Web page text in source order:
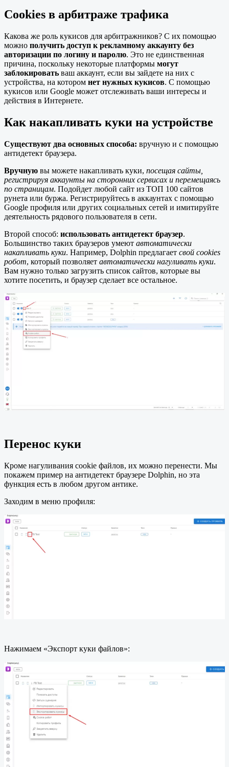
Cookies в арбитраже трафика
Какова же роль кукисов для арбитражников? С их помощью
можно получить доступ к рекламному аккаунту без
авторизации по логину и паролю. Это не единственная
причина, поскольку некоторые платформы могут
заблокировать ваш аккаунт, если вы зайдете на них с
устройства, на котором нет нужных кукисов. С помощью
кукисов или Google может отслеживать ваши интересы и
действия в Интернете.
Как накапливать куки на устройстве
Существуют два основных способа: вручную и с помощью
антидетект браузера.
Вручную вы можете накапливать куки, посещая сайты,
регистрируя аккаунты на сторонних сервисах и перемещаясь
по страницам. Подойдет любой сайт из ТОП 100 сайтов
рунета или буржа. Регистрируйтесь в аккаунтах с помощью
Google профиля или других социальных сетей и имитируйте
деятельность рядового пользователя в сети.
Второй способ: использовать антидетект браузер.
Большинство таких браузеров умеют автоматически
накапливать куки. Например, Dolphin предлагает свой cookies
робот, который позволяет автоматически нагуливать куки.
Вам нужно только загрузить список сайтов, которые вы
хотите посетить, и браузер сделает все остальное.
Перенос куки
Кроме нагуливания cookie файлов, их можно перенести. Мы
покажем пример на антидетект браузере Dolphin, но эта
функция есть в любом другом антике.
Заходим в меню профиля:
Нажимаем «Экспорт куки файлов»: